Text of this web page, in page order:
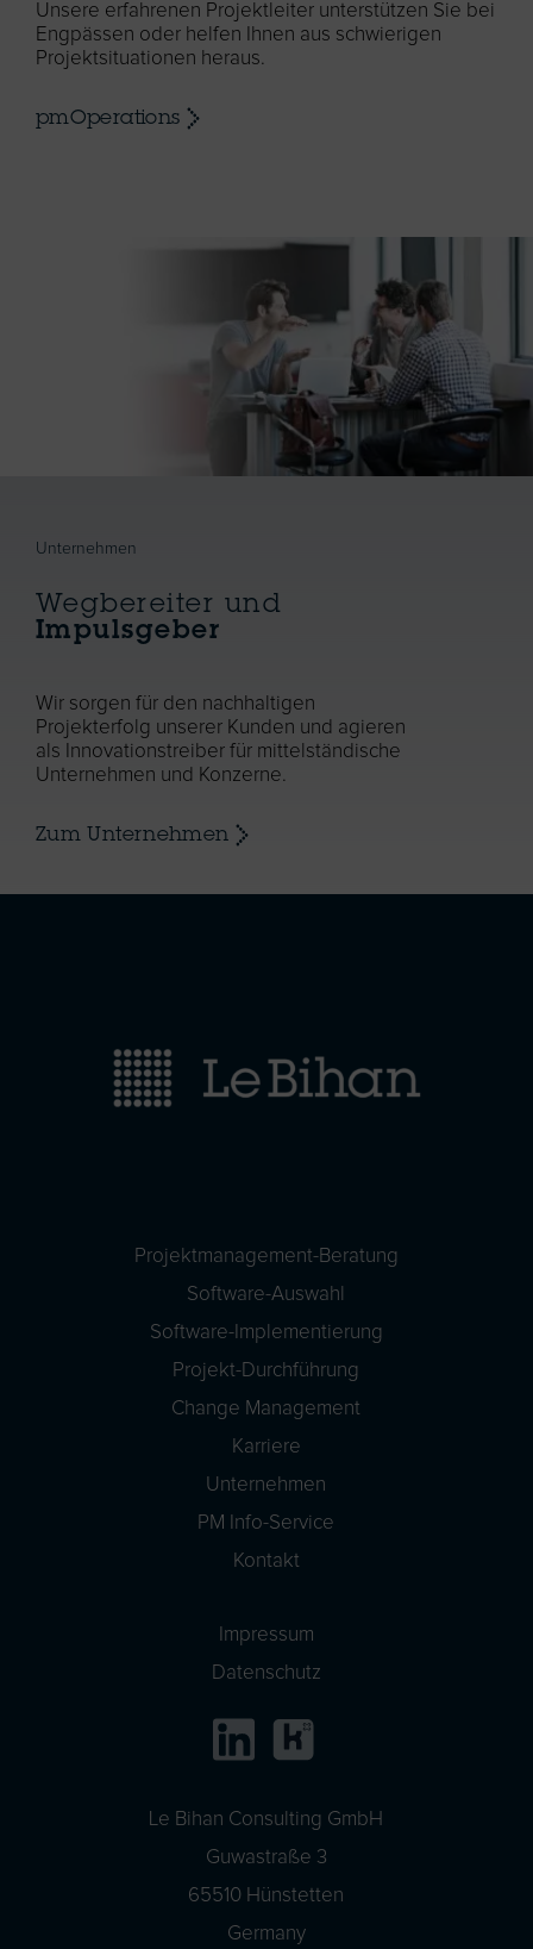
Unsere erfahrenen Projektleiter unterstützen Sie bei
Engpässen oder helfen Ihnen aus schwierigen
Projektsituationen heraus.
pmOperations
Unternehmen
Wegbereiter und
Impulsgeber
Wir sorgen für den nachhaltigen
Projekterfolg unserer Kunden und agieren
als Innovationstreiber für mittelständische
Unternehmen und Konzerne.
Zum Unternehmen
Le Bihan Consulting GmbH
Guwastraße 3
65510 Hünstetten
Germany
Projektmanagement-Beratung
Software-Auswahl
Software-Implementierung
Projekt-Durchführung
Change Management
Karriere
Unternehmen
PM Info-Service
Kontakt
Impressum
Datenschutz